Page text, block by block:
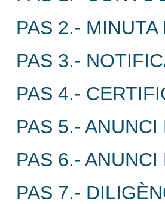
PAS 2.- MINUTA
PAS 3.-
PAS 4.-
PAS 5.-
PAS 6.-
PAS 7.-